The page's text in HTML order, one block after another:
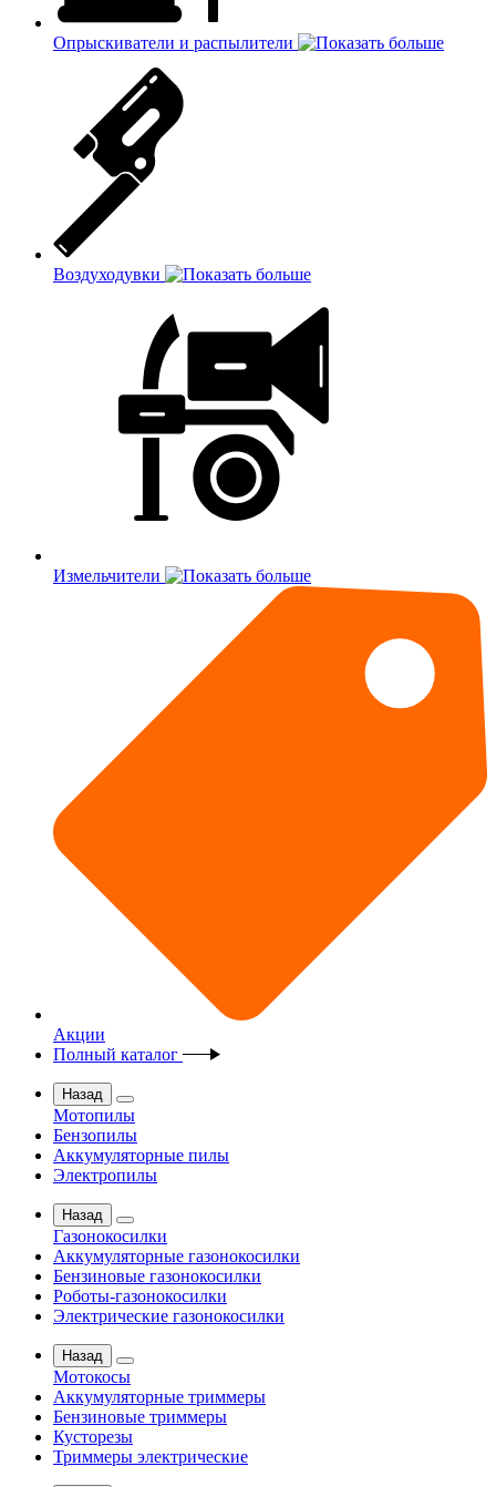
Опрыскиватели и распылители
Воздуходувки
Измельчители
Акции
Полный каталог
Назад
Мотопилы
Бензопилы
Аккумуляторные пилы
Электропилы
Назад
Газонокосилки
Аккумуляторные газонокосилки
Бензиновые газонокосилки
Роботы-газонокосилки
Электрические газонокосилки
Назад
Мотокосы
Аккумуляторные триммеры
Бензиновые триммеры
Кусторезы
Триммеры электрические